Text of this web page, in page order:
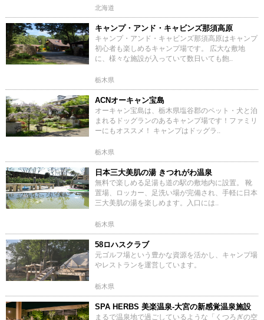
北海道
キャンプ・アンド・キャビンズ那須高原
キャンプ・アンド・キャビンズ那須高原はキャンプ
初心者も楽しめるキャンプ場です。 広大な敷地
に、様々な施設が入っていて数日いても飽..
栃木県
ACNオーキャン宝島
オーキャン宝島は、栃木県塩谷郡のペット・犬と泊
まれるドッグランのあるキャンプ場です！ファミリ
ーにもオススメ！ キャンプはドッグラ..
栃木県
日本三大美肌の湯 きつれがわ温泉
無料で楽しめる足湯も道の駅の敷地内に設置。 靴
置場、ロッカー、足洗い場が完備され、手軽に日本
三大美肌の湯を楽しめます。入口には..
栃木県
58ロハスクラブ
元ゴルフ場という豊かな資源を活かし、キャンプ場
やレストランを運営しています。
栃木県
SPA HERBS 美楽温泉‐大宮の新感覚温泉施設
まるで温泉地で過ごしているような「くつろぎの空